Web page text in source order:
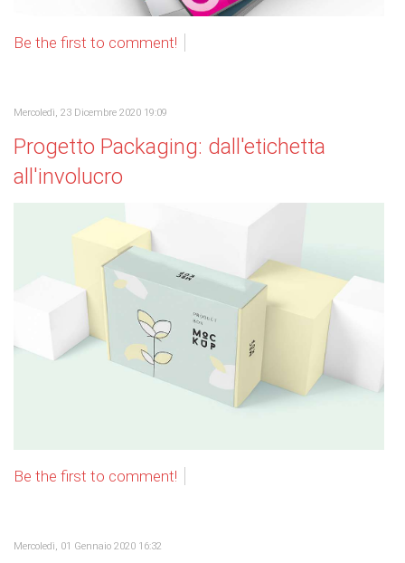
Be the first to comment!
Mercoledì, 23 Dicembre 2020 19:09
Progetto Packaging: dall'etichetta
all'involucro
Be the first to comment!
Mercoledì, 01 Gennaio 2020 16:32